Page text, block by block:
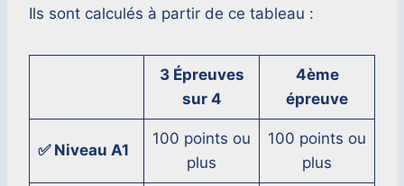
Ils sont calculés à partir de ce tableau :
3 Épreuves
sur 4
4ème
épreuve
✅ Niveau A1
100 points ou
plus
100 points ou
plus